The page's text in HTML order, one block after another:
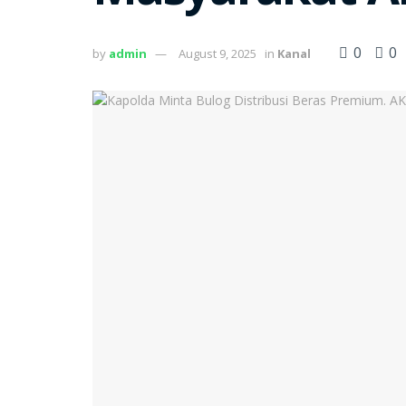
by admin August 9, 2025 in Kanal 0 0